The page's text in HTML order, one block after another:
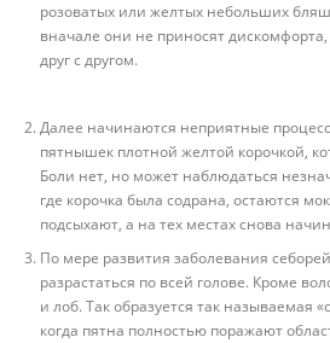
розоватых или желтых небольших
вначале они не приносят
друг с другом.
Далее начинаются неприятные
пятнышек плотной желтой корочкой,
Боли нет, но может наблюдаться
где корочка была содрана, остаются
подсыхают, а на тех местах снова
По мере развития заболевания
разрастаться по всей голове. Кроме
и лоб. Так образуется так называемая
когда пятна полностью поражают